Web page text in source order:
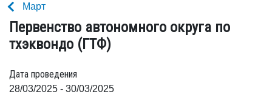
Март
Первенство автономного округа по
тхэквондо (ГТФ)
Дата проведения
28/03/2025 - 30/03/2025